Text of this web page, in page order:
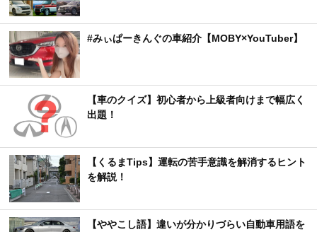
#みぃぱーきんぐの車紹介【MOBY×YouTuber】
【車のクイズ】初心者から上級者向けまで幅広く
出題！
【くるまTips】運転の苦手意識を解消するヒント
を解説！
【ややこし語】違いが分かりづらい自動車用語を